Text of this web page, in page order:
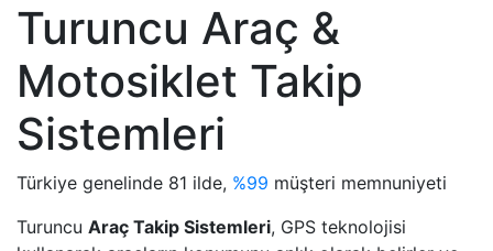
Turuncu Araç &
Motosiklet Takip
Sistemleri
Türkiye genelinde 81 ilde, %99 müşteri memnuniyeti
Turuncu Araç Takip Sistemleri, GPS teknolojisi